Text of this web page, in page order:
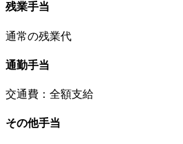
残業手当
通常の残業代
通勤手当
交通費：全額支給
その他手当